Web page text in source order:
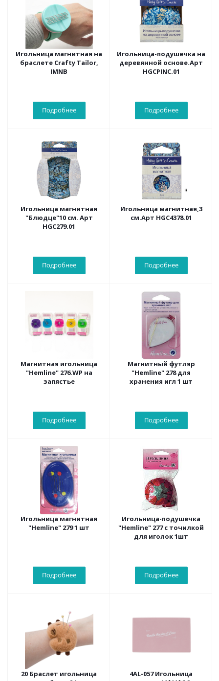
Игольница магнитная на
браслете Crafty Tailor,
IMNB
Подробнее
Игольница-подушечка на
деревянной основе.Арт
HGCPINC.01
Подробнее
Игольница магнитная
"Блюдце"10 см. Арт
HGC279.01
Подробнее
Игольница магнитная,3
см.Арт HGC4378.01
Подробнее
Магнитная игольница
"Hemline" 276.WP на
запястье
Подробнее
Магнитный футляр
"Hemline" 278 для
хранения игл 1 шт
Подробнее
Игольница магнитная
"Hemline" 279 1 шт
Подробнее
Игольница-подушечка
"Hemline" 277 с точилкой
для иголок 1шт
Подробнее
20 Браслет игольница
4AL-057 Игольница